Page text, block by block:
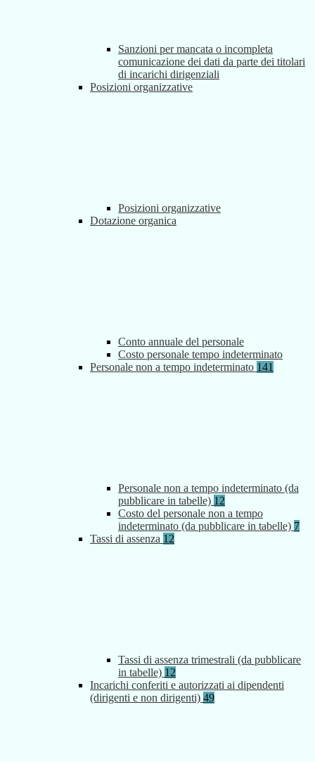
Sanzioni per mancata o incompleta
comunicazione dei dati da parte dei titolari
di incarichi dirigenziali
Posizioni organizzative
Posizioni organizzative
Dotazione organica
Conto annuale del personale
Costo personale tempo indeterminato
Personale non a tempo indeterminato 141
Personale non a tempo indeterminato (da
pubblicare in tabelle) 12
Costo del personale non a tempo
indeterminato (da pubblicare in tabelle) 7
Tassi di assenza 12
Tassi di assenza trimestrali (da pubblicare
in tabelle) 12
Incarichi conferiti e autorizzati ai dipendenti
(dirigenti e non dirigenti) 49